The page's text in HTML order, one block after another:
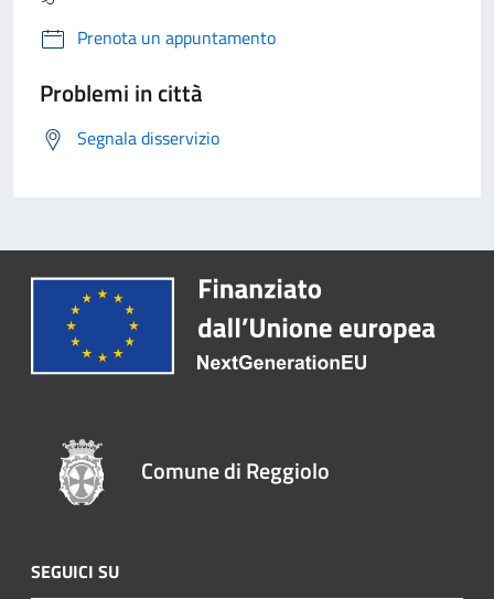
Prenota un appuntamento
Problemi in città
Segnala disservizio
Comune di Reggiolo
SEGUICI SU